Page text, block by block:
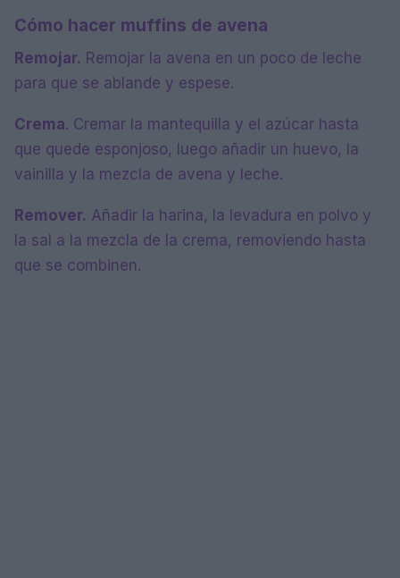
Cómo hacer muffins de avena
Remojar. Remojar la avena en un poco de leche
para que se ablande y espese.
Crema. Cremar la mantequilla y el azúcar hasta
que quede esponjoso, luego añadir un huevo, la
vainilla y la mezcla de avena y leche.
Remover. Añadir la harina, la levadura en polvo y
la sal a la mezcla de la crema, removiendo hasta
que se combinen.